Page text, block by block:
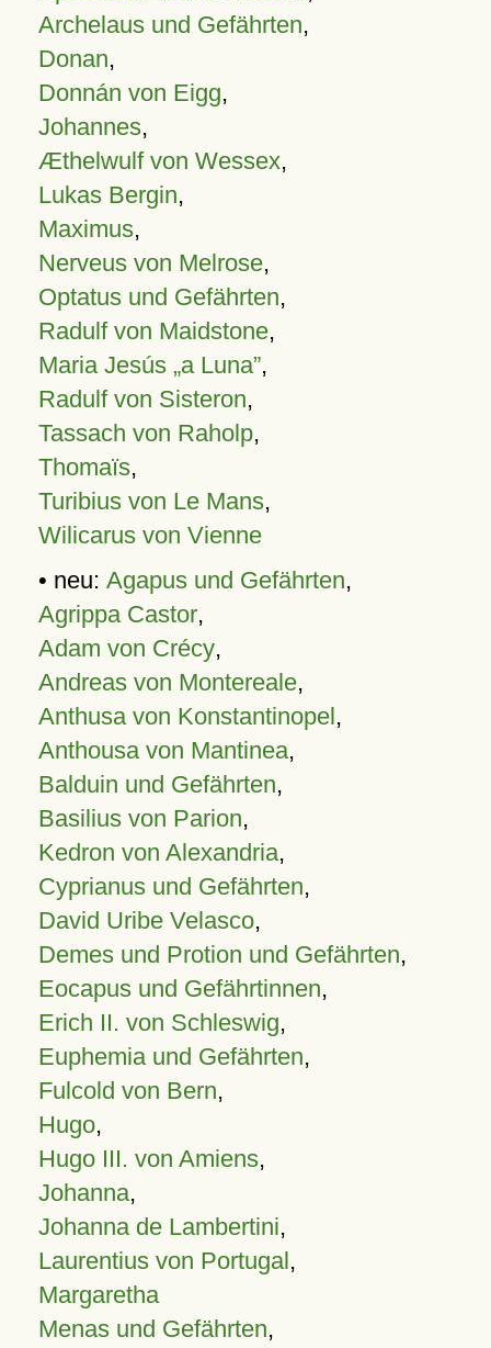
Archelaus und Gefährten,
Donan,
Donnán von Eigg,
Johannes,
Æthelwulf von Wessex,
Lukas Bergin,
Maximus,
Nerveus von Melrose,
Optatus und Gefährten,
Radulf von Maidstone,
Maria Jesús „a Luna”,
Radulf von Sisteron,
Tassach von Raholp,
Thomaïs,
Turibius von Le Mans,
Wilicarus von Vienne
• neu: Agapus und Gefährten,
Agrippa Castor,
Adam von Crécy,
Andreas von Montereale,
Anthusa von Konstantinopel,
Anthousa von Mantinea,
Balduin und Gefährten,
Basilius von Parion,
Kedron von Alexandria,
Cyprianus und Gefährten,
David Uribe Velasco,
Demes und Protion und Gefährten,
Eocapus und Gefährtinnen,
Erich II. von Schleswig,
Euphemia und Gefährten,
Fulcold von Bern,
Hugo,
Hugo III. von Amiens,
Johanna,
Johanna de Lambertini,
Laurentius von Portugal,
Margaretha
Menas und Gefährten,